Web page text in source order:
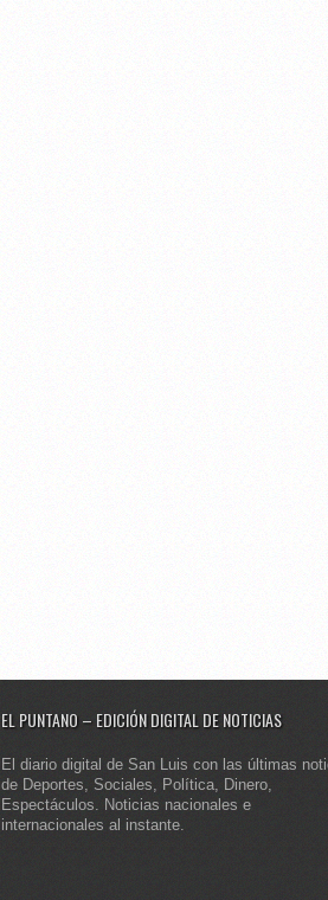
EL PUNTANO – EDICIÓN DIGITAL DE NOTICIAS
El diario digital de San Luis con las últimas
de Deportes, Sociales, Política, Dinero,
Espectáculos. Noticias nacionales e
internacionales al instante.